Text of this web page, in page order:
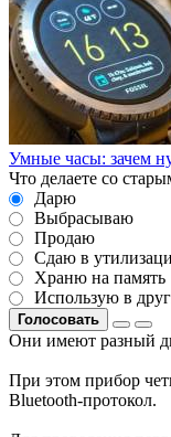
Умные часы: зачем
Что делаете со
Дарю
Выбрасываю
Продаю
Сдаю в
Храню на память
Использую в
Голосовать
Они имеют разный
При этом прибор
Bluetooth-протокол.